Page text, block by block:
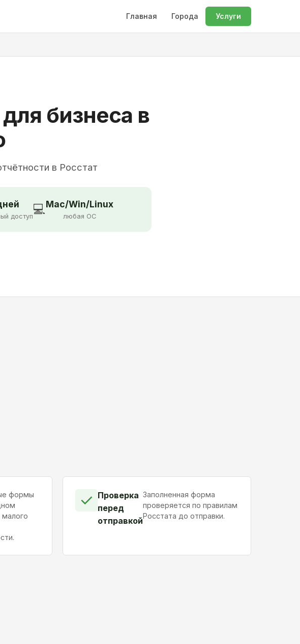
Главная Города Услуги
бизнеса в
в Росстат
доступ💻Mac/Win/Linux
любая ОС
формы
✓ Проверка
перед
отправкой
Заполненная форма
проверяется по правилам
Росстата до отправки.